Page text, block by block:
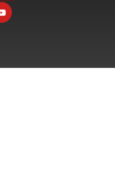
Y
o
u